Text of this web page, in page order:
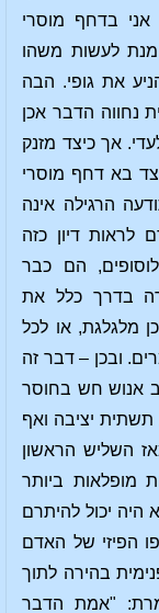
אני בדחף מוסרי
מנת לעשות משהו
את גופי. הבה
נחווה הדבר אכן
אך כיצד מזנק
בא דחף מוסרי
הרגילה אינה
לראות דיון כזה
הם כבר
בדרך כלל את
מלגלגת, או לכל
ובכן – דבר זה
אנוש חש בחוסר
תשתית יציבה ואף
השליש הראשון
מופלאות ביותר
יכול להיתרם
הפיזי של האדם
בהירה לתוך
"אמת הדבר